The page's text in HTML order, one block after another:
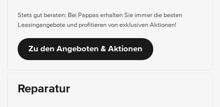
Stets gut beraten: Bei Pappas erhalten Sie immer die besten
Leasingangebote und profitieren von exklusiven Aktionen!
Zu den Angeboten & Aktionen
Reparatur